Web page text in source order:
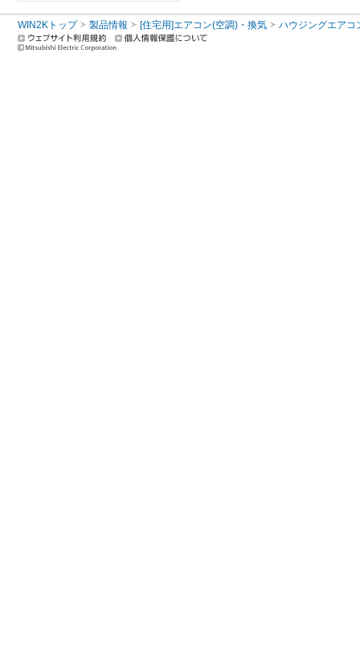
WIN2Kトップ 製品情報 [住宅用]エアコン(空調)・換気 ハウジングエアコ